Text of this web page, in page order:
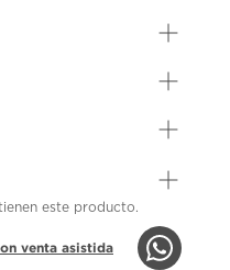
este producto.
venta asistida